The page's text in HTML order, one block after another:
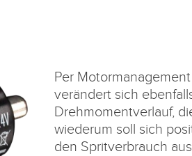
Per Motormanagement
verändert sich
Drehmomentverlauf,
wiederum soll sich
den Spritverbrauch